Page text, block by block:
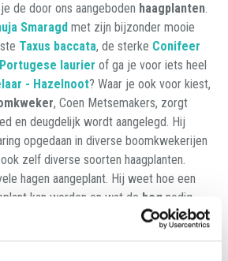
de door ons aangeboden haagplanten.
Smaragd met zijn bijzonder mooie
Taxus baccata, de sterke Conifeer
Portugese laurier of ga je voor iets heel
- Hazelnoot? Waar je ook voor kiest,
, Coen Metsemakers, zorgt
en deugdelijk wordt aangelegd. Hij
opgedaan in diverse boomkwekerijen
zelf diverse soorten haagplanten.
hagen aangeplant. Hij weet hoe een
kan worden en wat de heg nodig